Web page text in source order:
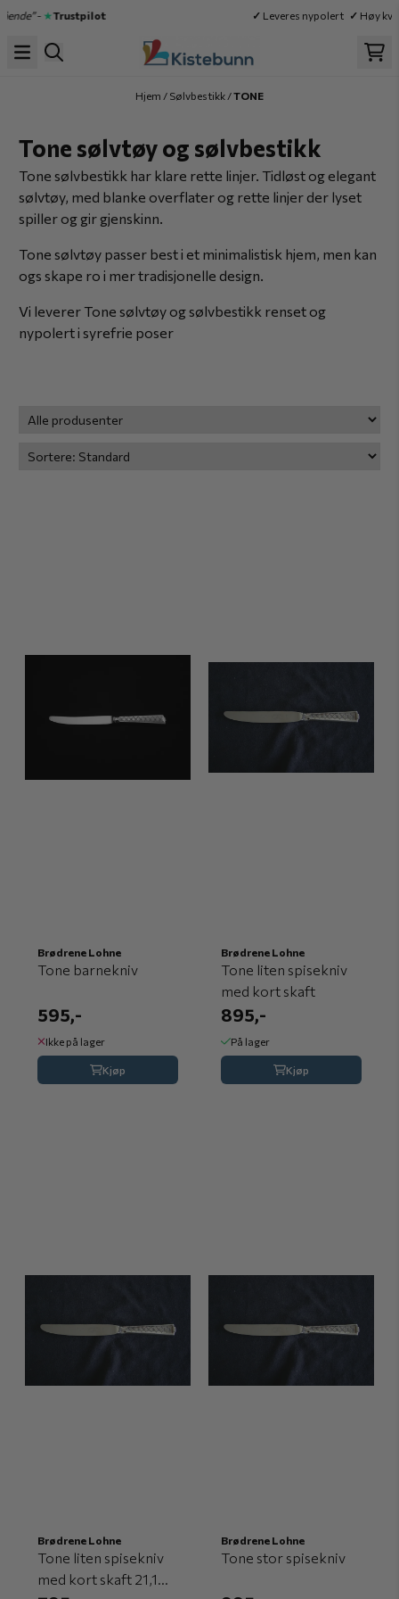
Hopp til innhold
-★Trustpilot Leveres nypolert✓Høy
Hjem / Sølvbestikk /TONE
Tone sølvtøy og sølvbestikk
Tone sølvbestikk har klare rette linjer. Tidløst og elegant
sølvtøy, med blanke overflater og rette linjer der lyset
spiller og gir gjenskinn.
Tone sølvtøy passer best i et minimalistisk hjem, men kan
ogs skape ro i mer tradisjonelle design.
Vi leverer Tone sølvtøy og sølvbestikk renset og
nypolert i syrefrie poser
Brødrene Lohne
Tone barnekniv
595,-
Ikke på lager
Kjøp
Brødrene Lohne
Tone liten spisekniv
med kort skaft
895,-
På lager
Kjøp
Brødrene Lohne
Tone liten spisekniv
med kort skaft 21,1
Brødrene Lohne
Tone stor spisekniv